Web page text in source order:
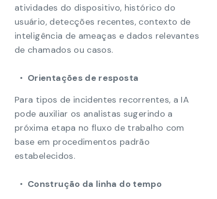
atividades do dispositivo, histórico do
usuário, detecções recentes, contexto de
inteligência de ameaças e dados relevantes
de chamados ou casos.
Orientações de resposta
Para tipos de incidentes recorrentes, a IA
pode auxiliar os analistas sugerindo a
próxima etapa no fluxo de trabalho com
base em procedimentos padrão
estabelecidos.
Construção da linha do tempo